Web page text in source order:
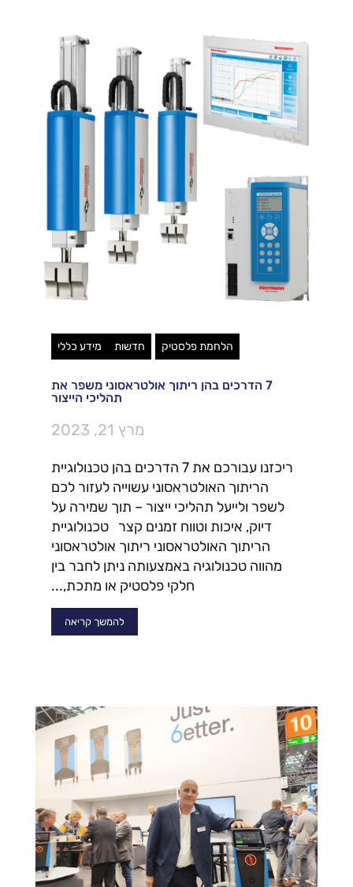
הלחמת פלסטיק חדשות מידע כללי
7 הדרכים בהן ריתוך אולטראסוני משפר את
תהליכי הייצור
מרץ 21, 2023
ריכזנו עבורכם את 7 הדרכים בהן טכנולוגיית
הריתוך האולטראסוני עשוייה לעזור לכם
לשפר ולייעל תהליכי ייצור – תוך שמירה על
דיוק, איכות וטווח זמנים קצר טכנולוגיית
הריתוך האולטראסוני ריתוך אולטראסוני
מהווה טכנולוגיה באמצעותה ניתן לחבר בין
חלקי פלסטיק או מתכת,...
להמשך קריאה